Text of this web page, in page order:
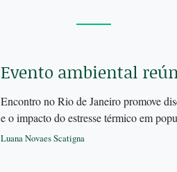
Evento ambiental
Encontro no Rio de Janeiro promove
e o impacto do estresse térmico em
Luana Novaes Scatigna